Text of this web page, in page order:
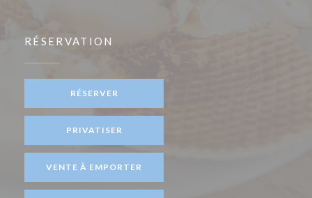
RÉSERVATION
RÉSERVER
PRIVATISER
VENTE À EMPORTER